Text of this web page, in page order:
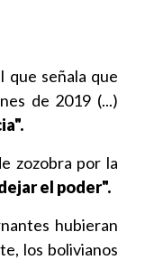
que señala que
de 2019 (...)
zozobra por la
el poder".
hubieran
los bolivianos